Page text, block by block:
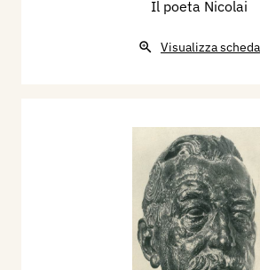
Il poeta Nicolai
Visualizza scheda